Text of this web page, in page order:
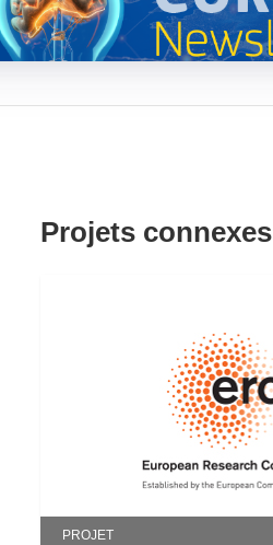
Projets connexes
PROJET